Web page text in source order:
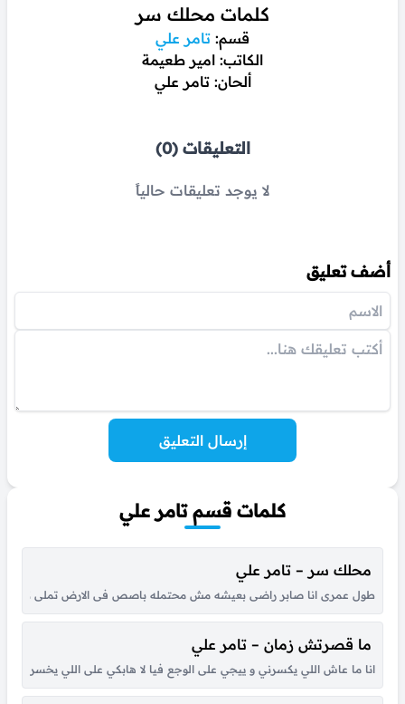
كلمات محلك سر
قسم: تامر علي
الكاتب: امير طعيمة
ألحان: تامر علي
التعليقات (0)
لا يوجد تعليقات حالياً
أضف تعليق
إرسال التعليق
كلمات قسم تامر علي
محلك سر – تامر علي
طول عمرى انا صابر راضى بعيشه مش محتمله باصص فى الارض تملى كانى انا
ما قصرتش زمان – تامر علي
انا ما عاش اللي يكسرني و ييجي على الوجع فيا لا هابكي على اللي